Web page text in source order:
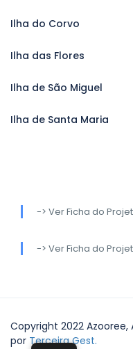
Ilha do Corvo
Ilha das Flores
Ilha de São Miguel
Ilha de Santa Maria
-> Ver Ficha do
-> Ver Ficha do
Copyright 2022 Azooree,
por Terceira Gest.